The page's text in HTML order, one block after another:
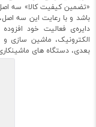
«تضمین کیفیت کالا» سه
باشد و با رعایت این سه
دایره‌ی فعالیت خود
الکترونیک، ماشین سازی و
بعدی، دستگاه های